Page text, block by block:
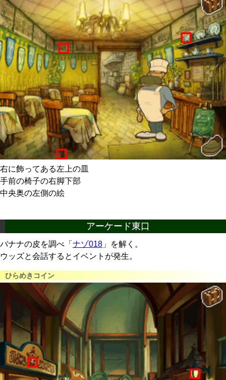
右に飾ってある左上の皿
手前の椅子の右脚下部
中央奥の左側の絵
アーケード東口
バナナの皮を調べ「 ナゾ018 」を解く。
ウッズと会話するとイベントが発生。
ひらめきコイン